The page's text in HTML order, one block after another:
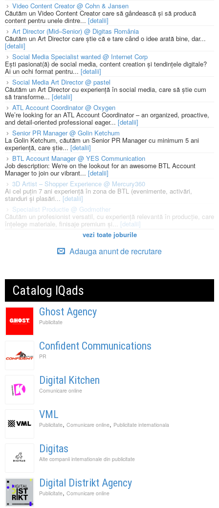
Video Content Creator @ Cohn & Jansen
Căutăm un Video Content Creator care să gândească și să producă
content pentru unele dintre... [detalii]
Art Director (Mid–Senior) @ Digitas România
Căutăm un Art Director care știe că e tare când o idee arată bine, dar...
[detalii]
Social Media Specialist wanted @ Internet Corp
Ești pasionat(ă) de social media, content creation și tendințele digitale?
Ai un ochi format pentru... [detalii]
Social Media Art Director @ pastel
Căutăm un Art Director cu experiență în social media, care să știe cum
să transforme... [detalii]
ATL Account Coordinator @ Oxygen
We’re looking for an ATL Account Coordinator – an organized, proactive,
and detail-oriented professional eager... [detalii]
Senior PR Manager @ Golin Ketchum
La Golin Ketchum, căutăm un Senior PR Manager cu minimum 5 ani
experiență, care știe... [detalii]
BTL Account Manager @ YES Communication
Job description: We're on the lookout for an awesome BTL Account
Manager to join our vibrant... [detalii]
3D Artist – Shopper Experience @ Mercury360
Ai cel puțin 7 ani experiență în zona de BTL (evenimente, activări,
standuri și plasări... [detalii]
Specialist Productie @ Godmother
Căutăm un profesionist versatil, cu experiență relevantă în producție, care
înțelege materiale, finisaje premium și... [detalii]
vezi toate joburile
Adauga anunt de recrutare
Catalog IQads
Ghost Agency
Publicitate
Confident Communications
PR
Digital Kitchen
Comunicare online
VML
Publicitate, Comunicare online, Publicitate internationala
Digitas
Alte companii internationale din publicitate
Digital Distrikt Agency
Publicitate, Comunicare online